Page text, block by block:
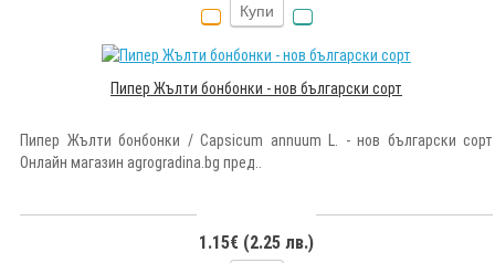
Купи
Пипер Жълти бонбонки - нов български сорт
Пипер Жълти бонбонки / Capsicum annuum L. - нов български сорт
Онлайн магазин agrogradina.bg пред..
1.15€ (2.25 лв.)